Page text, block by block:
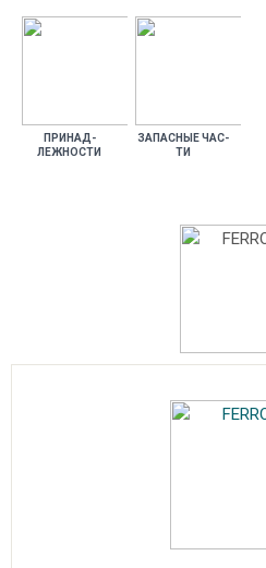
ПРИ­НАД­
ЛЕЖНОС­ТИ
ЗА­ПАС­НЫЕ ЧАС­
ТИ